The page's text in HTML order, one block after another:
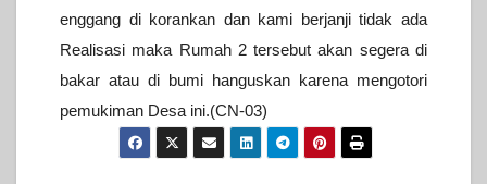
enggang di korankan dan kami berjanji tidak ada
Realisasi maka Rumah 2 tersebut akan segera di
bakar atau di bumi hanguskan karena mengotori
pemukiman Desa ini.(CN-03)